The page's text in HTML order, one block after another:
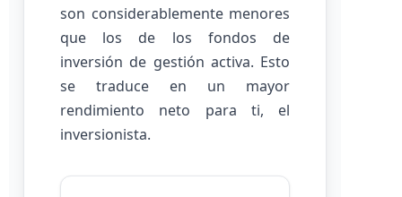
son considerablemente menores
que los de los fondos de
inversión de gestión activa. Esto
se traduce en un mayor
rendimiento neto para ti, el
inversionista.